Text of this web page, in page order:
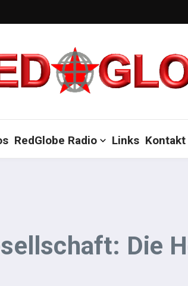
RedGlobe Radio Links Kontakt
Die